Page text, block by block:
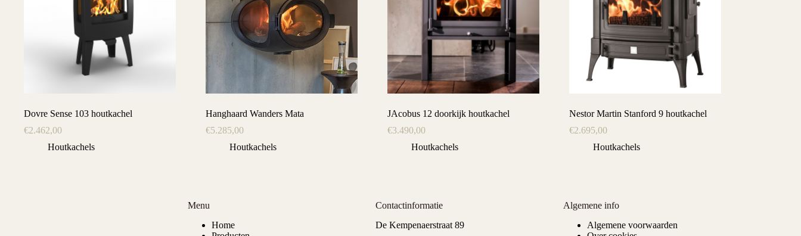
Dovre Sense 103 houtkachel
€2.462,00
Houtkachels
Hanghaard Wanders Mata
€5.285,00
Houtkachels
JAcobus 12 doorkijk houtkachel
€3.490,00
Houtkachels
Nestor Martin Stanford 9 houtkachel
€2.695,00
Houtkachels
Menu
Home
Contactinformatie
De Kempenaerstraat 89
Algemene info
Algemene voorwaarden